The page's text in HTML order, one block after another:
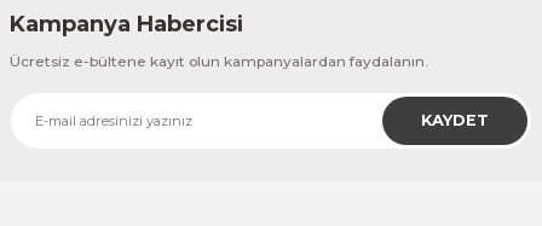
Kampanya Habercisi
Ücretsiz e-bültene kayıt olun kampanyalardan faydalanın.
KAYDET